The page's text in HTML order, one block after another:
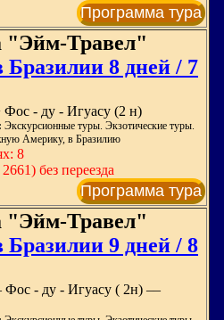
Программа тура
"Эйм-Травел"
8 дней / 7
- ду - Игуасу (2 н)
Экскурсионные туры. Экзотические туры.
Америку, в Бразилию
8
без переезда
Программа тура
"Эйм-Травел"
9 дней / 8
- ду - Игуасу ( 2н) ––